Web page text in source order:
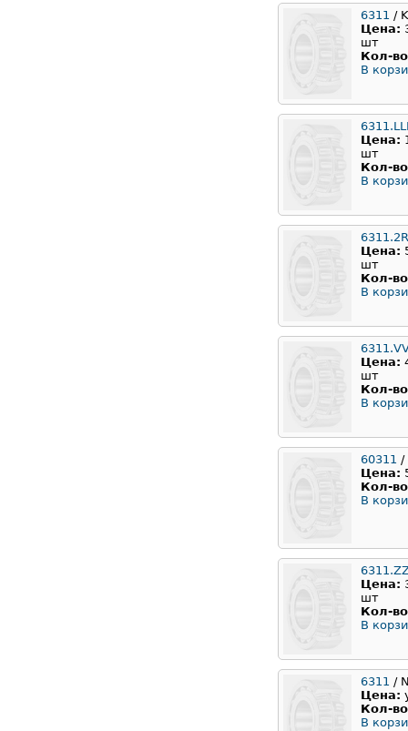
6311 /
Цена:
шт
Кол-
В
Цена:
шт
Кол-
В
Цена:
шт
Кол-
В
Цена:
шт
Кол-
В
60311 /
Цена:
Кол-
В
Цена:
шт
Кол-
В
6311 /
Цена:
Кол-
В